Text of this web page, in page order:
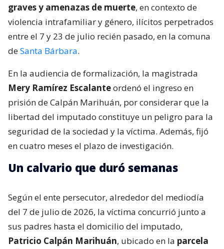
graves y amenazas de muerte, en contexto de
violencia intrafamiliar y género, ilícitos perpetrados
entre el 7 y 23 de julio recién pasado, en la comuna
deSanta Bárbara.
En la audiencia de formalización, la magistrada
Mery Ramírez Escalanteordenó el ingreso en
prisión de Calpán Marihuán, por considerar que la
libertad del imputado constituye un peligro para la
seguridad de la sociedad y la víctima. Además, fijó
en cuatro meses el plazo de investigación.
Un calvario que duró semanas
Según el ente persecutor, alrededor del mediodía
del 7 de julio de 2026, la víctima concurrió junto a
sus padres hasta el domicilio del imputado,
Patricio Calpán Marihuán, ubicado en la parcela